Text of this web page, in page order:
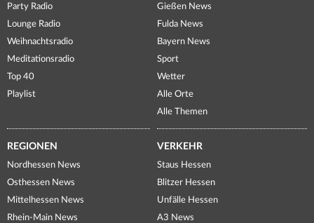
Party Radio
Lounge Radio
Weihnachtsradio
Meditationsradio
Top 40
Playlist
Gießen News
Fulda News
Bayern News
Sport
Wetter
Alle Orte
Alle Themen
REGIONEN
Nordhessen News
Osthessen News
Mittelhessen News
Rhein-Main News
VERKEHR
Staus Hessen
Blitzer Hessen
Unfälle Hessen
A3 News